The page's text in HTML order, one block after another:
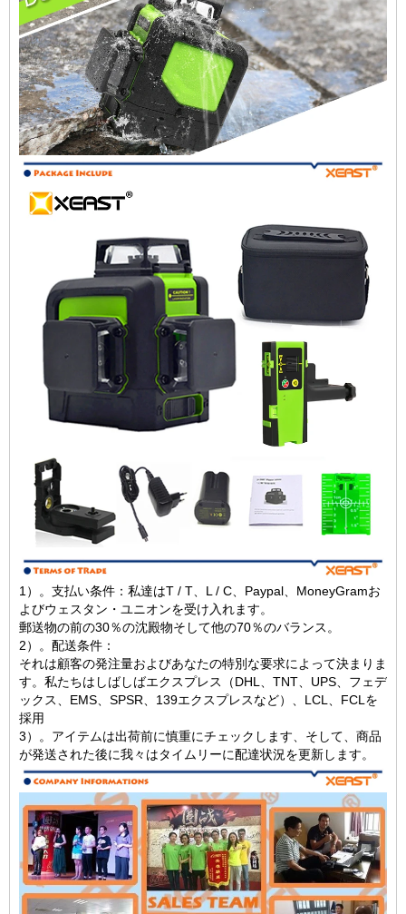
1）。支払い条件：私達はT / T、L / C、Paypal、MoneyGramお
よびウェスタン・ユニオンを受け入れます。
郵送物の前の30％の沈殿物そして他の70％のバランス。
2）。配送条件：
それは顧客の発注量およびあなたの特別な要求によって決まりま
す。私たちはしばしばエクスプレス（DHL、TNT、UPS、フェデ
ックス、EMS、SPSR、139エクスプレスなど）、LCL、FCLを
採用
3）。アイテムは出荷前に慎重にチェックします、そして、商品
が発送された後に我々はタイムリーに配達状況を更新します。